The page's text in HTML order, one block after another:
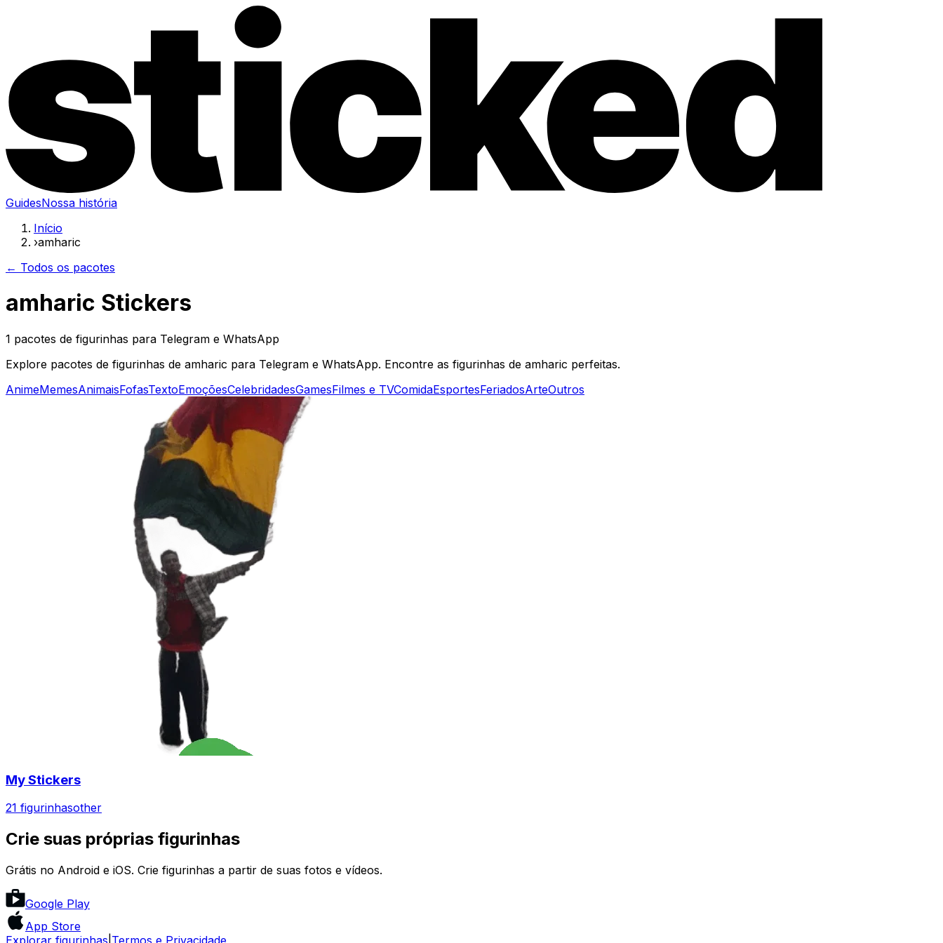
GuidesNossa história
Início
›amharic
← Todos os pacotes
amharic Stickers
1 pacotes de figurinhas para Telegram e WhatsApp
Explore pacotes de figurinhas de amharic para Telegram e WhatsApp. Encontre as figurinhas de amharic perfeitas.
AnimeMemesAnimaisFofasTextoEmoçõesCelebridadesGamesFilmes e TVComidaEsportesFeriadosArteOutros
My Stickers
21 figurinhasother
Crie suas próprias figurinhas
Grátis no Android e iOS. Crie figurinhas a partir de suas fotos e vídeos.
Google Play
App Store